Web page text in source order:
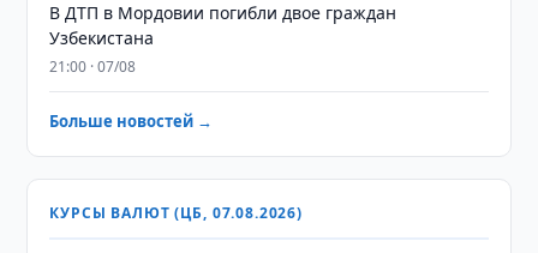
В ДТП в Мордовии погибли двое граждан
Узбекистана
21:00 · 07/08
Больше новостей →
КУРСЫ ВАЛЮТ (ЦБ, 07.08.2026)